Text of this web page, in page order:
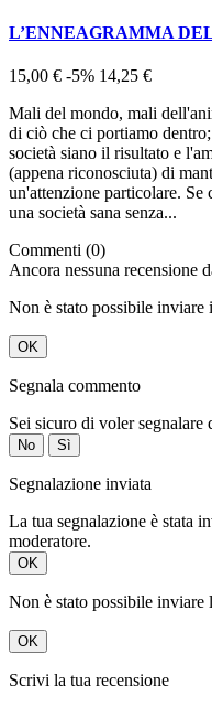
L’ENNEAGRAMMA
15,00 € -5% 14,25 €
Mali del mondo, mali
di ciò che ci portiamo
società siano il risultato e
(appena riconosciuta) di
un'attenzione particolare. Se
una società sana senza...
Commenti (0)
Ancora nessuna recensione
Non è stato possibile
OK
Segnala commento
Sei sicuro di voler segnalare
No Sì
Segnalazione inviata
La tua segnalazione è stata
moderatore.
OK
Non è stato possibile inviare
OK
Scrivi la tua recensione